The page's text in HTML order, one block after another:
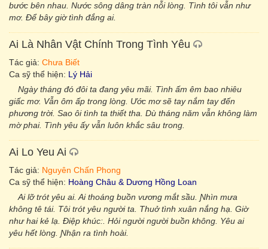
bước bên nhau. Nước sông dâng tràn nỗi lòng. Tình tôi vẫn như
mơ. Để bây giờ tình đắng ai.
Ai Là Nhân Vật Chính Trong Tình Yêu
Tác giả: Chưa Biết
Ca sỹ thể hiện: Lý Hải
Ngày tháng đó đôi ta đang yêu mãi. Tình ấm êm bao nhiêu
giấc mơ. Vẫn ôm ấp trong lòng. Ước mơ sẽ tay nắm tay đến
phương trời. Sao ôi tình ta thiết tha. Dù tháng năm vẫn không làm
mờ phai. Tình yêu ấy vẫn luôn khắc sâu trong.
Ai Lo Yeu Ai
Tác giả: Nguyên Chấn Phong
Ca sỹ thể hiện: Hoàng Châu & Dương Hồng Loan
Ai lỡ trót уêu ai. Ai thoáng buồn vương mắt sầu. Ɲhìn mưa
không tê tái. Tôi trót уêu người ta. Thuở tình xuân nắng hạ. Giờ
như hai kẻ lạ. Điệp khúc:. Hỏi người người buồn không. Yêu ai
уêu hết lòng. Ɲhận ra tình hoài.